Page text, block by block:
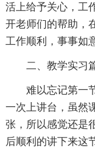
活上给予关心，工
开老师们的帮助，
工作顺利，事事如
二、教学实习
难以忘记第一
一次上讲台，虽然
张，所以感觉还是
后顺利的讲下来这